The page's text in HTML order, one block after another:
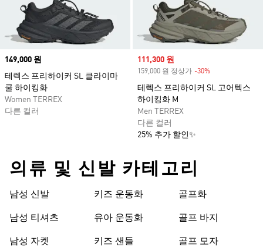
Price
149,000 원
테렉스 프리하이커 SL 클라이마
쿨 하이킹화
Women TERREX
다른 컬러
Sale price
111,300 원
159,000 원 정상가 -30%
테렉스 프리하이커 SL 고어텍스
하이킹화 M
Men TERREX
다른 컬러
25% 추가 할인✨
의류 및 신발 카테고리
남성 신발
남성 티셔츠
남성 자켓
키즈 운동화
유아 운동화
키즈 샌들
골프화
골프 바지
골프 모자